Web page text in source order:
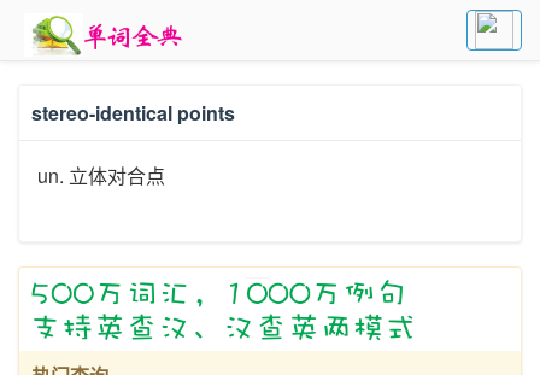
stereo-identical points
un. 立体对合点